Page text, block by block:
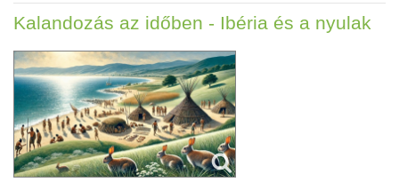
Kalandozás az időben - Ibéria és a nyulak